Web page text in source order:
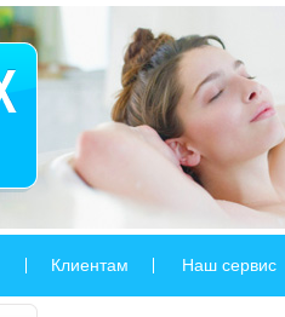
Клиентам Наш сервис